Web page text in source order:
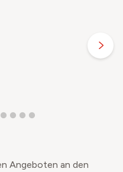
Angeboten an den